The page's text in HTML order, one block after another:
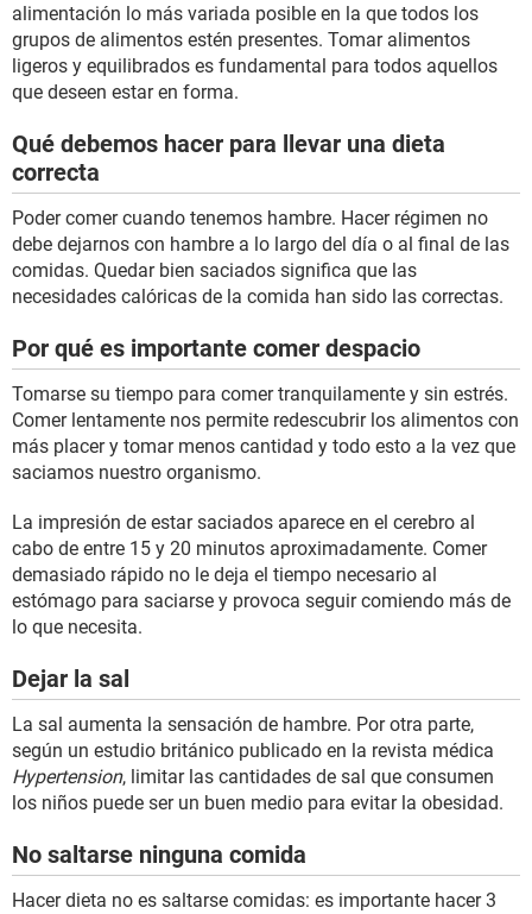
alimentación lo más variada posible en la que todos los
grupos de alimentos estén presentes. Tomar alimentos
ligeros y equilibrados es fundamental para todos aquellos
que deseen estar en forma.
Qué debemos hacer para llevar una dieta
correcta
Poder comer cuando tenemos hambre. Hacer régimen no
debe dejarnos con hambre a lo largo del día o al final de las
comidas. Quedar bien saciados significa que las
necesidades calóricas de la comida han sido las correctas.
Por qué es importante comer despacio
Tomarse su tiempo para comer tranquilamente y sin estrés.
Comer lentamente nos permite redescubrir los alimentos con
más placer y tomar menos cantidad y todo esto a la vez que
saciamos nuestro organismo.
La impresión de estar saciados aparece en el cerebro al
cabo de entre 15 y 20 minutos aproximadamente. Comer
demasiado rápido no le deja el tiempo necesario al
estómago para saciarse y provoca seguir comiendo más de
lo que necesita.
Dejar la sal
La sal aumenta la sensación de hambre. Por otra parte,
según un estudio británico publicado en la revista médica
Hypertension, limitar las cantidades de sal que consumen
los niños puede ser un buen medio para evitar la obesidad.
No saltarse ninguna comida
Hacer dieta no es saltarse comidas: es importante hacer 3